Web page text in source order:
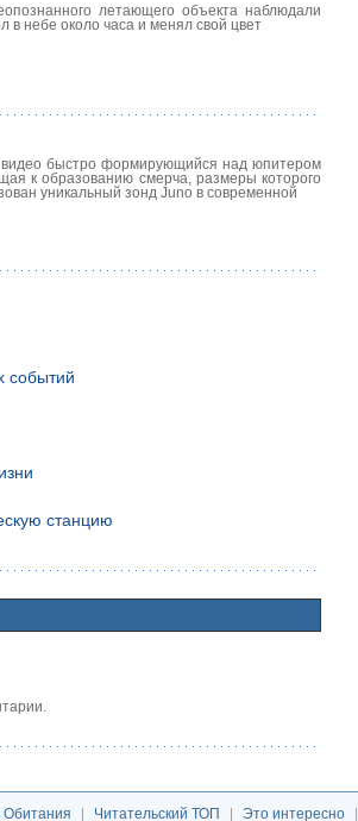
летающего объекта наблюдали
в небе около часа и менял свой цвет
видео быстро формирующийся над юпитером
к образованию смерча, размеры которого
уникальный зонд Juno в современной
событий
станцию
Читательский ТОП Это интересно